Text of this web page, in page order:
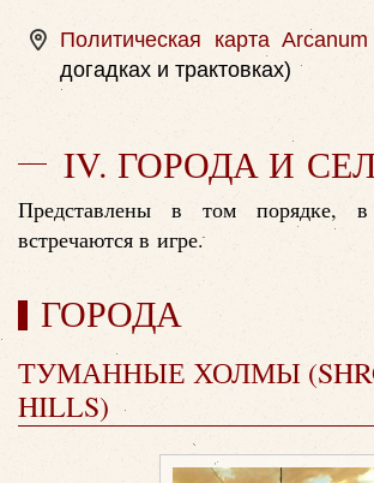
Политическая карта Arcanum
догадках и трактовках)
IV. ГОРОДА И
Представлены в том порядке,
встречаются в игре.
ГОРОДА
ТУМАННЫЕ ХОЛМЫ
HILLS)